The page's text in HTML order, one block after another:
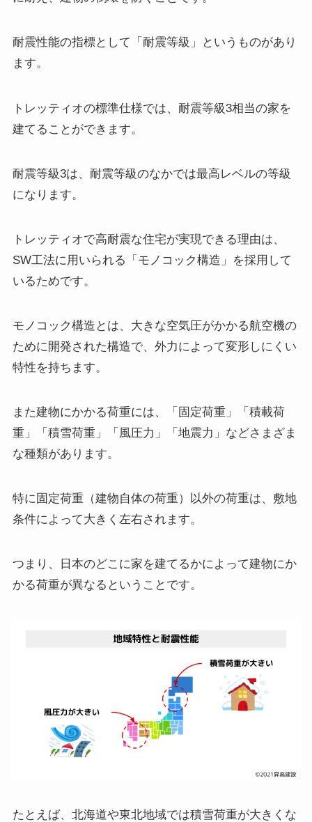
耐震性能の指標として「耐震等級」というものがあり
ます。
トレッティオの標準仕様では、耐震等級3相当の家を
建てることができます。
耐震等級3は、耐震等級のなかでは最高レベルの等級
になります。
トレッティオで高耐震な住宅が実現できる理由は、
SW工法に用いられる「モノコック構造」を採用して
いるためです。
モノコック構造とは、大きな空気圧がかかる航空機の
ために開発された構造で、外力によって変形しにくい
特性を持ちます。
また建物にかかる荷重には、「固定荷重」「積載荷
重」「積雪荷重」「風圧力」「地震力」などさまざま
な種類があります。
特に固定荷重（建物自体の荷重）以外の荷重は、敷地
条件によって大きく左右されます。
つまり、日本のどこに家を建てるかによって建物にか
かる荷重が異なるということです。
たとえば、北海道や東北地域では積雪荷重が大きくな